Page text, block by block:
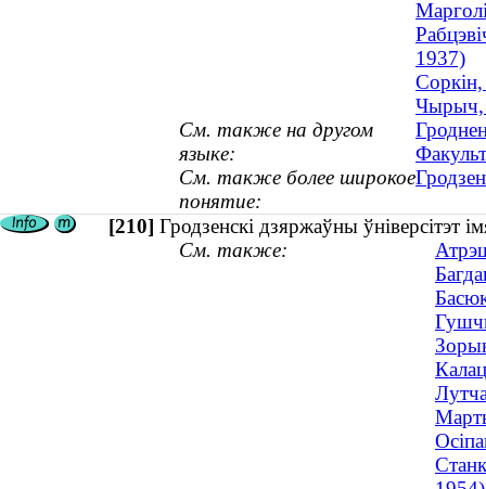
1937)
Чырыч,
См. также на другом
языке:
См. также более широкое
понятие:
[210] Гродзенскі дзяржаўны
См. также: